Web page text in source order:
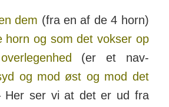
dem (fra en af de 4 horn)
horn og som det vokser op
(er et nav­
og mod øst og mod det
Her ser vi at det er ud fra